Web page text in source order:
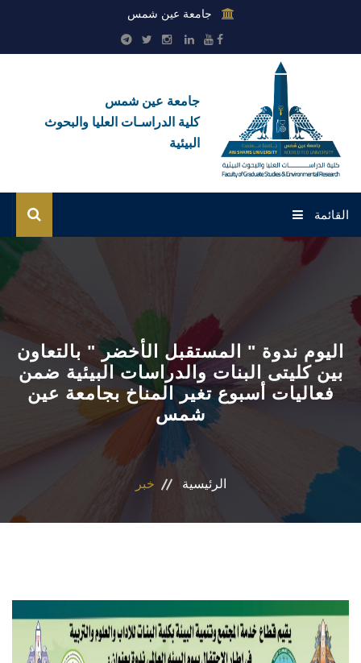
جامعة عين شمس
جامعة عين شمس
كلية الدراسـات العليا والبحوث
البيئية
القائمة
الرئيسية
بوابة الطلاب
التسجيل الإلكتروني للطلاب
أعضاء هيئة التدريس
الاقسام
أنشطة الكلية
اليوم ندوة " المستقبل الأخضر " بالتعاون
بين كليتى البنات والدراسات البيئية ضمن
فعاليات أسبوع تغير المناخ بجامعة عين
شمس
الرئيسية خبر